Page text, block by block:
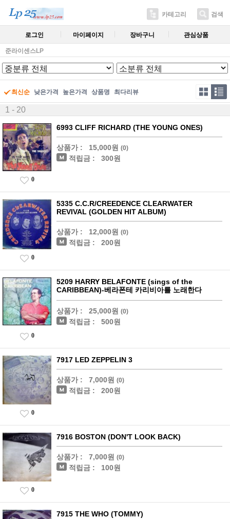
카테고리 검색
로그인 마이페이지 장바구니 관심상품
준라이센스LP
최신순 낮은가격 높은가격 상품명 최다리뷰
1 - 20
6993 CLIFF RICHARD (THE YOUNG ONES)
상품가 : 15,000원 (0)
적립금 : 300원
0
5335 C.C.R/CREEDENCE CLEARWATER
REVIVAL (GOLDEN HIT ALBUM)
상품가 : 12,000원 (0)
적립금 : 200원
0
5209 HARRY BELAFONTE (sings of the
CARIBBEAN)-베라폰테 카리비아를 노래한다
상품가 : 25,000원 (0)
적립금 : 500원
0
7917 LED ZEPPELIN 3
상품가 : 7,000원 (0)
적립금 : 200원
0
7916 BOSTON (DON'T LOOK BACK)
상품가 : 7,000원 (0)
적립금 : 100원
0
7915 THE WHO (TOMMY)